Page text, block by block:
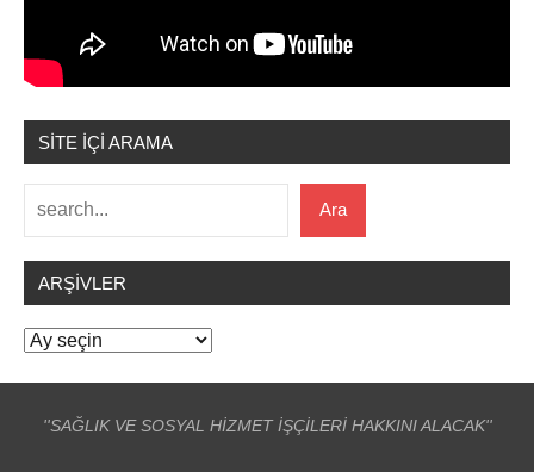
SİTE İÇİ ARAMA
Ara
ARŞIVLER
Arşivler
''SAĞLIK VE SOSYAL HİZMET İŞÇİLERİ HAKKINI ALACAK''